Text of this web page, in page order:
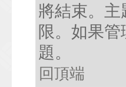
將結束。
限。如果
題。
回頂端